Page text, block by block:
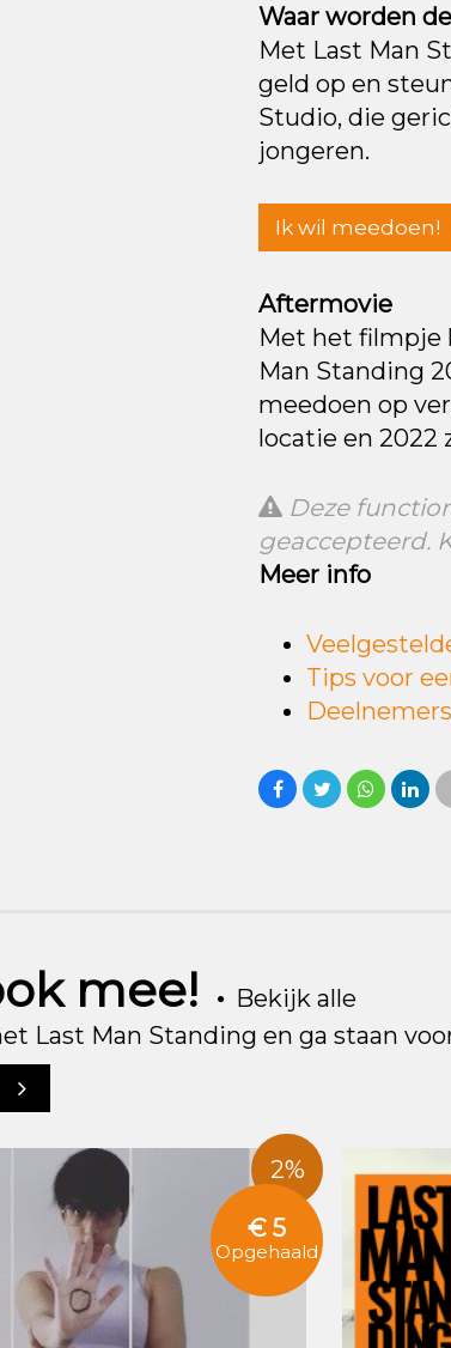
Waar worden
Met Last Man
geld op en
Studio, die
jongeren.
Ik wil meedoen!
Aftermovie
Met het filmpje
Man Standing
meedoen op
locatie en 2022
Deze
geaccepteerd.
Meer info
Tips voor
mee!
Bekijk alle
Last Man Standing en ga staan
2%
€ 5
Opgehaald